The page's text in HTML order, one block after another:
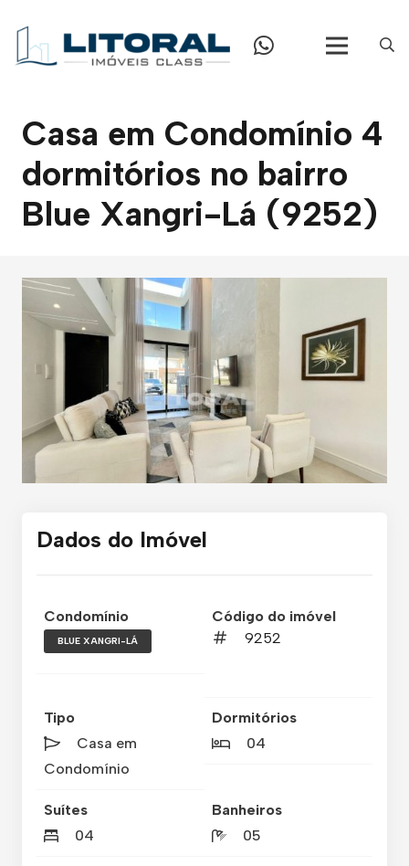
Casa em Condomínio 4
dormitórios no bairro
Blue Xangri-Lá (9252)
Dados do Imóvel
Condomínio
BLUE XANGRI-LÁ
Código do imóvel
9252
Tipo
Casa em
Condomínio
Dormitórios
04
Suítes
04
Banheiros
05